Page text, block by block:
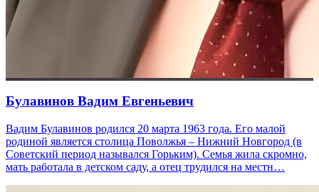
Булавинов Вадим Евгеньевич
Вадим Булавинов родился 20 марта 1963 года. Его малой
родиной является столица Поволжья – Нижний Новгород (в
Советский период назывался Горьким). Семья жила скромно,
мать работала в детском саду, а отец трудился на местн…